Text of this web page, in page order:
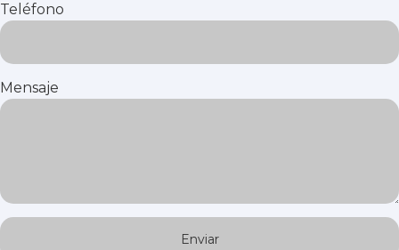
Teléfono
Mensaje